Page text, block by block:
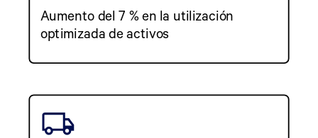
Aumento del 7 % en la utilización
optimizada de activos